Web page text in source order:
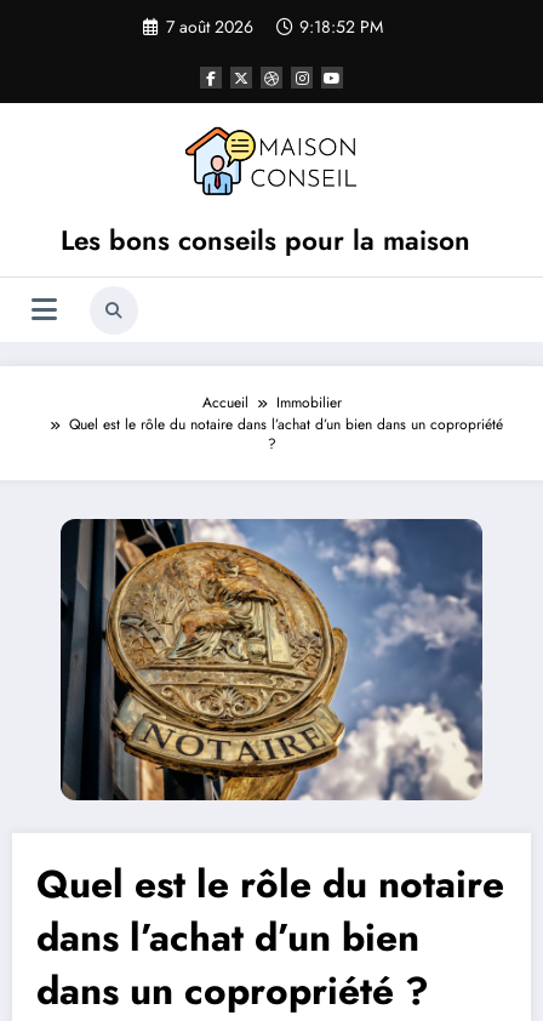
7 août 2026 9:18:53 PM
Les bons conseils pour la maison
Accueil
Immobilier
Quel est le rôle du notaire dans l’achat d’un bien dans un copropriété
?
Quel est le rôle du notaire
dans l’achat d’un bien
dans un copropriété ?